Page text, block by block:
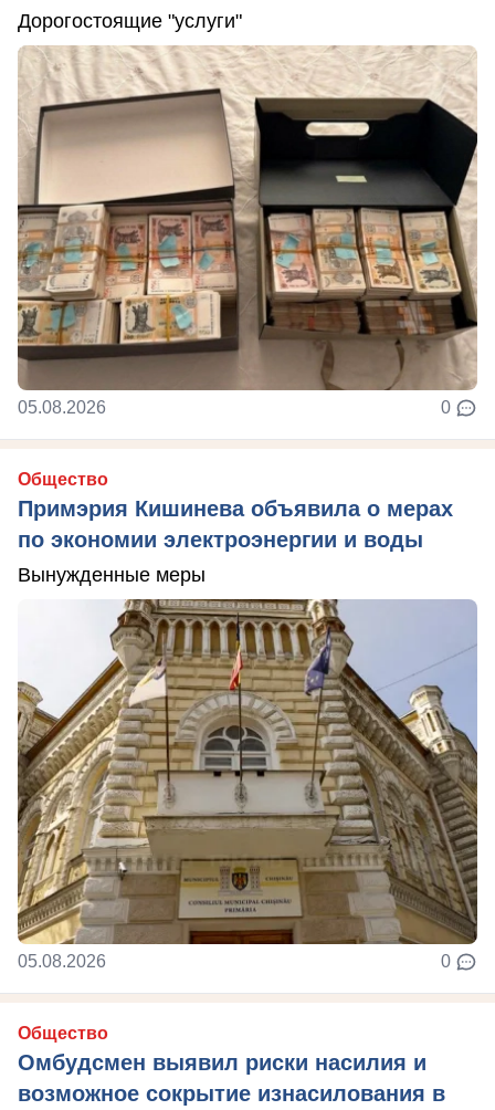
Дорогостоящие "услуги"
05.08.2026 0
Общество
Примэрия Кишинева объявила о мерах
по экономии электроэнергии и воды
Вынужденные меры
05.08.2026 0
Общество
Омбудсмен выявил риски насилия и
возможное сокрытие изнасилования в